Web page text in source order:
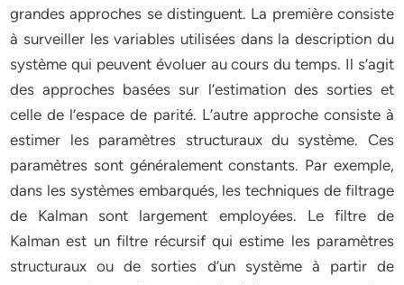
grandes approches se distinguent. La première consiste
à surveiller les variables utilisées dans la description du
système qui peuvent évoluer au cours du temps. Il s’agit
des approches basées sur l’estimation des sorties et
celle de l’espace de parité. L’autre approche consiste à
estimer les paramètres structuraux du système. Ces
paramètres sont généralement constants. Par exemple,
dans les systèmes embarqués, les techniques de filtrage
de Kalman sont largement employées. Le filtre de
Kalman est un filtre récursif qui estime les paramètres
structuraux ou de sorties d’un système à partir de